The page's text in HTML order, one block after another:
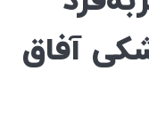
آفاق